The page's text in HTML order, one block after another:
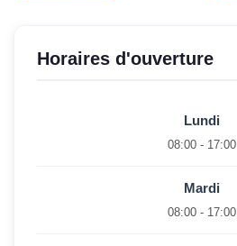
Horaires d'ouverture
Lundi
08:00 - 17:00
Mardi
08:00 - 17:00